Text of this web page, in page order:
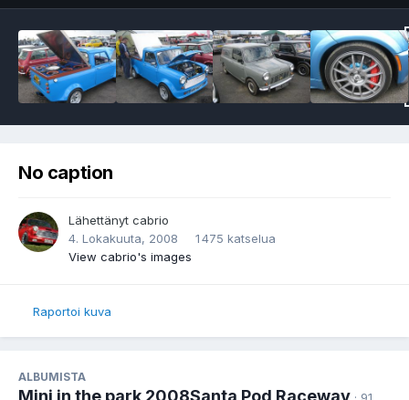
No caption
Lähettänyt cabrio
4. Lokakuuta, 2008
1 475 katselua
View cabrio's images
Raportoi kuva
ALBUMISTA
Mini in the park 2008Santa Pod Raceway